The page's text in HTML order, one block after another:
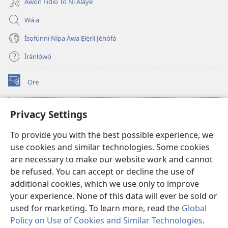
Privacy Settings
To provide you with the best possible experience, we
use cookies and similar technologies. Some cookies
are necessary to make our website work and cannot
be refused. You can accept or decline the use of
additional cookies, which we use only to improve
your experience. None of this data will ever be sold or
used for marketing. To learn more, read the Global
Policy on Use of Cookies and Similar Technologies.
Wá a
Ìsọfúnni Nípa Àwa Ẹlẹ́rìí Jèhófà
Ìrànlọ́wọ́
Ọrẹ
(opens
new
ÀKÁ ÌWÉ ORÍ ÍŃTÁNẸ́Ẹ̀TÌ TI Watchtower™
(opens
window)JW Hub
(opens
new
window)JW Library
Watchtower Library ®